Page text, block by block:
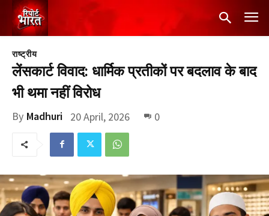
राष्ट्रीय
लेंसकार्ट विवाद: धार्मिक प्रतीकों पर बदलाव के बाद
भी थमा नहीं विरोध
By Madhuri 20 April, 2026 0